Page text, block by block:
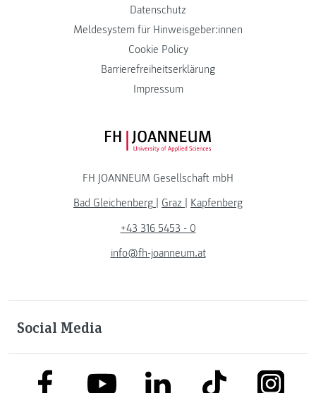
Datenschutz
Meldesystem für Hinweisgeber:innen
Cookie Policy
Barrierefreiheitserklärung
Impressum
FH JOANNEUM Logo
FH JOANNEUM Gesellschaft mbH
Bad Gleichenberg
Graz
Kapfenberg
+43 316 5453 - 0
info@fh-joanneum.at
Social Media
link to facebooklink to youtubelink to linkedinlink to tiktok